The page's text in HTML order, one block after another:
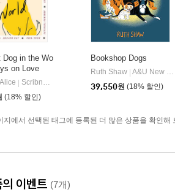
Dog in the Wo
on Love
Scribner Book Company
(18% 할인)
Bookshop Dogs
Ruth Shaw A&U New Zealand
39,550원 (18% 할인)
지에서 선택된 태그에 등록된 더 많은 상품을 확인해
이벤트 (7개)